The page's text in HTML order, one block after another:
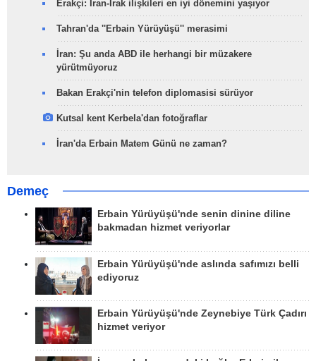
Erakçi: İran-Irak ilişkileri en iyi dönemini yaşıyor
Tahran'da ''Erbain Yürüyüşü'' merasimi
İran: Şu anda ABD ile herhangi bir müzakere
yürütmüyoruz
Bakan Erakçi'nin telefon diplomasisi sürüyor
Kutsal kent Kerbela'dan fotoğraflar
İran'da Erbain Matem Günü ne zaman?
Demeç
Erbain Yürüyüşü'nde senin dinine diline
bakmadan hizmet veriyorlar
Erbain Yürüyüşü'nde aslında safımızı belli
ediyoruz
Erbain Yürüyüşü'nde Zeynebiye Türk Çadırı
hizmet veriyor